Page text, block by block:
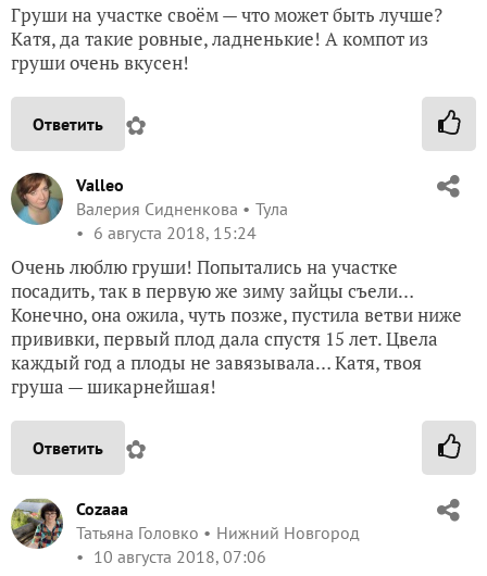
Груши на участке своём — что может быть лучше?
Катя, да такие ровные, ладненькие! А компот из
груши очень вкусен!
Ответить ✿
Valleo
Валерия Сидненкова
Тула
6 августа 2018, 15:24
Очень люблю груши! Попытались на участке
посадить, так в первую же зиму зайцы съели…
Конечно, она ожила, чуть позже, пустила ветви ниже
прививки, первый плод дала спустя 15 лет. Цвела
каждый год а плоды не завязывала… Катя, твоя
груша — шикарнейшая!
Ответить ✿
Cozaaa
Татьяна Головко
Нижний Новгород
10 августа 2018, 07:06